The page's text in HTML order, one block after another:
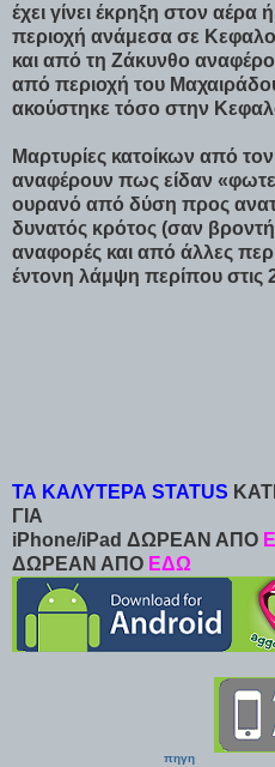
έχει γίνει έκρηξη στον αέρα
περιοχή ανάμεσα σε
και από τη Ζάκυνθο
από περιοχή του
ακούστηκε τόσο στην
Μαρτυρίες κατοίκων από
αναφέρουν πως είδαν
ουρανό από δύση προς
δυνατός κρότος (σαν
αναφορές και από άλλες
έντονη λάμψη περίπου στις
ΤΑ ΚΑΛΥΤΕΡΑ STATUS
ΓΙΑ
iPhone/iPad ΔΩΡΕΑΝ ΑΠΟ
ΔΩΡΕΑΝ ΑΠΟ ΕΔΩ
πηγη